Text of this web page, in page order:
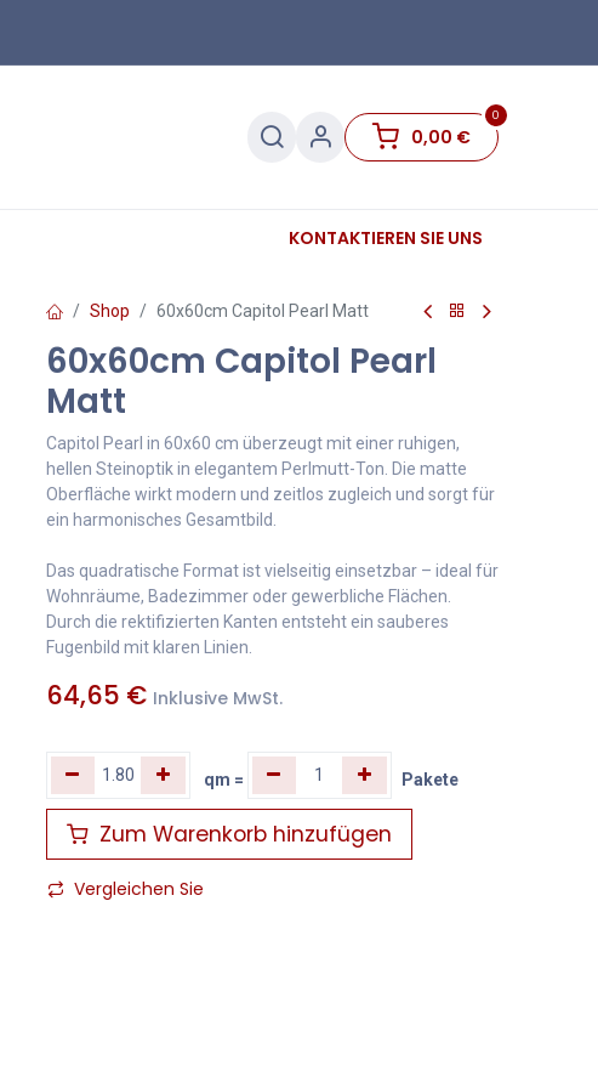
0
0,00 €
Sockelleisten Sale
KONTAKTIEREN SIE UNS
Shop 60x60cm Capitol Pearl Matt
60x60cm Capitol Pearl
Matt
Capitol Pearl in 60x60 cm überzeugt mit einer ruhigen,
hellen Steinoptik in elegantem Perlmutt-Ton. Die matte
Oberfläche wirkt modern und zeitlos zugleich und sorgt für
ein harmonisches Gesamtbild.
Das quadratische Format ist vielseitig einsetzbar – ideal für
Wohnräume, Badezimmer oder gewerbliche Flächen.
Durch die rektifizierten Kanten entsteht ein sauberes
Fugenbild mit klaren Linien.
64,65 € Inklusive MwSt.
qm = Pakete
Zum Warenkorb hinzufügen
Vergleichen Sie